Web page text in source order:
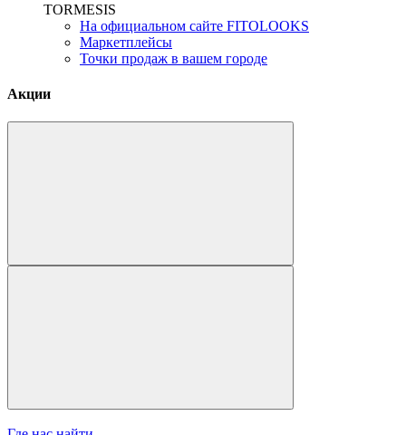
TORMESIS
На официальном сайте FITOLOOKS
Маркетплейсы
Точки продаж в вашем городе
Акции